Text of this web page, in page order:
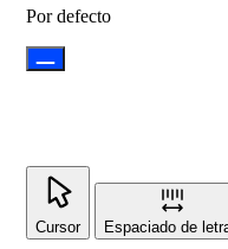
Por defecto
Cursor Espaciado de